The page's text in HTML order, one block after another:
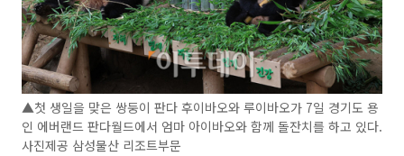
▲첫 생일을 맞은 쌍둥이 판다 후이바오와 루이바오가 7일 경기도 용
인 에버랜드 판다월드에서 엄마 아이바오와 함께 돌잔치를 하고 있다.
사진제공 삼성물산 리조트부문